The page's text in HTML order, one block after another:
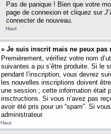
Pas de panique ! Bien que votre
page de connexion et cliquez sur
connecter de nouveau.
Haut
» Je suis inscrit mais ne peux pas
Premièrement, vérifiez votre nom
suivantes a pu s’être produite. Si le
pendant l’inscription, vous devrez
les nouvelles inscriptions doivent
une session ; cette information était
insctructions. Si vous n’avez pas
avoir été pris pour un “spam”. Si
administrateur.
Haut